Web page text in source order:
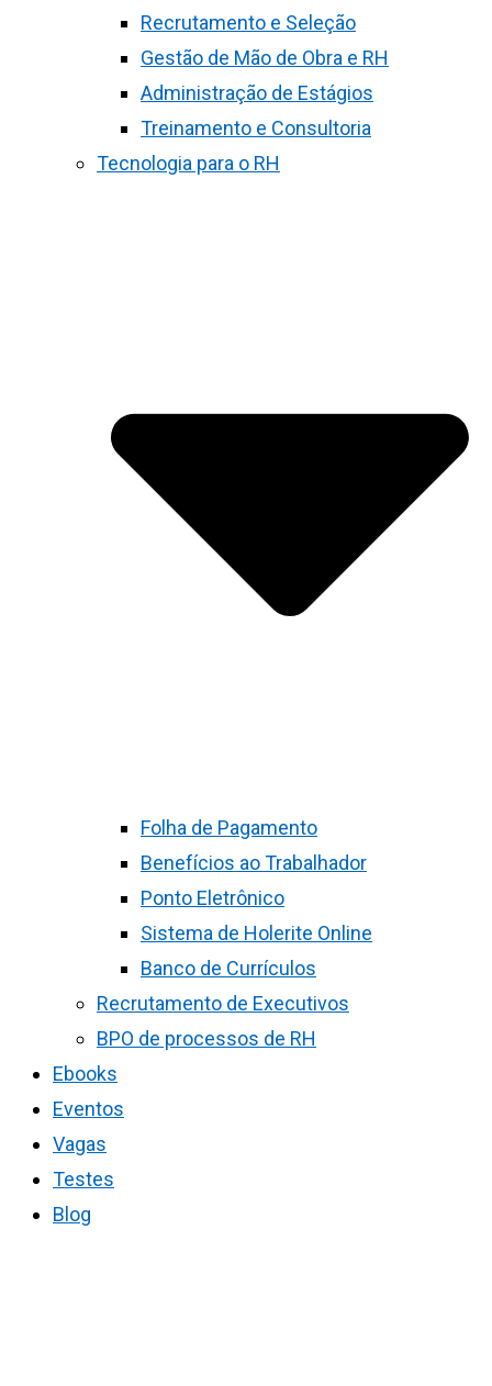
Recrutamento e Seleção
Gestão de Mão de Obra e RH
Administração de Estágios
Treinamento e Consultoria
Tecnologia para o RH
Folha de Pagamento
Benefícios ao Trabalhador
Ponto Eletrônico
Sistema de Holerite Online
Banco de Currículos
Recrutamento de Executivos
BPO de processos de RH
Ebooks
Eventos
Vagas
Testes
Blog